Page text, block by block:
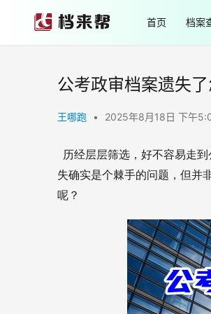
首页 档案
公考政审档案遗失
王哪跑 • 2025年8月18日 下午
失确实是个棘手的问题，但并
呢？